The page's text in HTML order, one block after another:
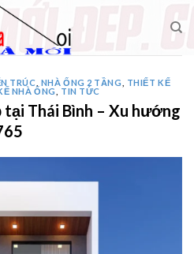
TRÚC NHÀ ỐNG 2 TẦNG
THIẾT KẾ
NHÀ ỐNG TIN TỨC
Thái Bình – Xu hướng